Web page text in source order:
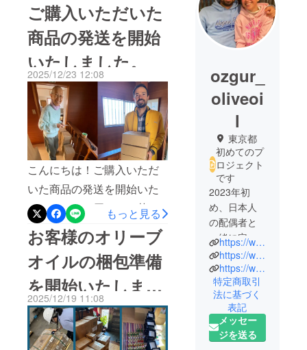
ご購入いただいた
商品の発送を開始
いたしました。
2025/12/23 12:08
こんにちは！ご購入いただ
いた商品の発送を開始いた
しました。お届けのお荷物
が、まもなくお手元に届く
ことを願っております。ど
うぞ素敵な一日をお過ごし
ください。オズグル ＆ 真希
子
もっと見る
お客様のオリーブ
オイルの梱包準備
を開始いたしまし
た。
2025/12/19 11:08
ozgur_
oliveoi
l
東京都
初めてのプ
ロジェクト
です
2023年初
め、日本人
の配偶者と
一緒に定住
するために
トルコから
日本に来ま
した。
私たちは健
康の試練を
https://www.strc.co.jp
https://www.gaiaoliva.com.tr
https://www.instagram.com/strc_gaiaoliva/
特定商取引
法に基づく
表記
メッセー
ジを送る